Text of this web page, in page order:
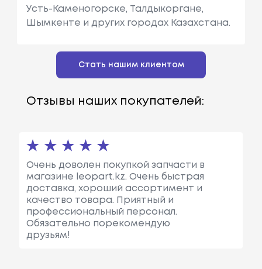
Усть-Каменогорске, Талдыкоргане,
Шымкенте и других городах Казахстана.
Стать нашим клиентом
Отзывы наших покупателей:
Очень доволен покупкой запчасти в
магазине leopart.kz. Очень быстрая
доставка, хороший ассортимент и
качество товара. Приятный и
профессиональный персонал.
Обязательно порекомендую
друзьям!